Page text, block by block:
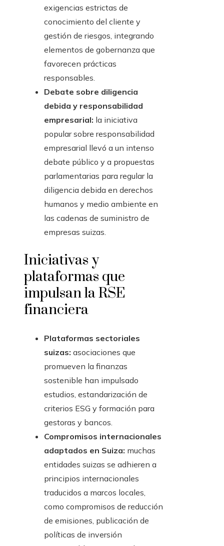
exigencias estrictas de
conocimiento del cliente y
gestión de riesgos, integrando
elementos de gobernanza que
favorecen prácticas
responsables.
Debate sobre diligencia
debida y responsabilidad
empresarial: la iniciativa
popular sobre responsabilidad
empresarial llevó a un intenso
debate público y a propuestas
parlamentarias para regular la
diligencia debida en derechos
humanos y medio ambiente en
las cadenas de suministro de
empresas suizas.
Iniciativas y
plataformas que
impulsan la RSE
financiera
Plataformas sectoriales
suizas: asociaciones que
promueven la finanzas
sostenible han impulsado
estudios, estandarización de
criterios ESG y formación para
gestoras y bancos.
Compromisos internacionales
adaptados en Suiza: muchas
entidades suizas se adhieren a
principios internacionales
traducidos a marcos locales,
como compromisos de reducción
de emisiones, publicación de
políticas de inversión